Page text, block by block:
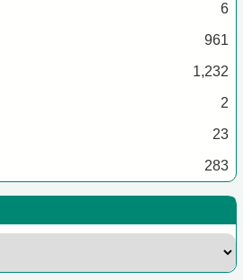
6
961
1,232
2
23
283